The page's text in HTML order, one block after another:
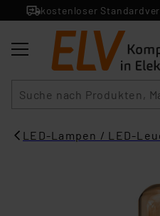
kostenloser
LED-Lampen / LED-